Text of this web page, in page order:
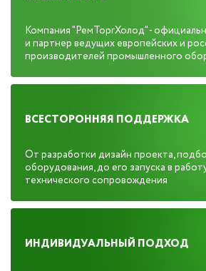
Компания "РемТоргХолод" -
и партнер ведущих европейских и
производителей промышленного
ВСЕСТОРОННЯЯ ПОДДЕРЖКА
От разработки дизайн проекта,
оборудования, до его запуска в
технического сопровождения
ИНДИВИДУАЛЬНЫЙ ПОДХОД